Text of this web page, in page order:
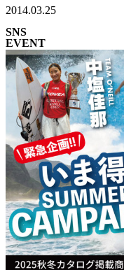
2014.03.25
SNS
EVENT